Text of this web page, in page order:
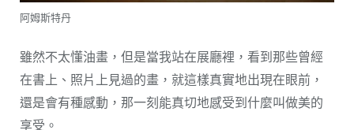
阿姆斯特丹
雖然不太懂油畫，但是當我站在展廳裡，看到那些曾經
在書上、照片上見過的畫，就這樣真實地出現在眼前，
還是會有種感動，那一刻能真切地感受到什麼叫做美的
享受。